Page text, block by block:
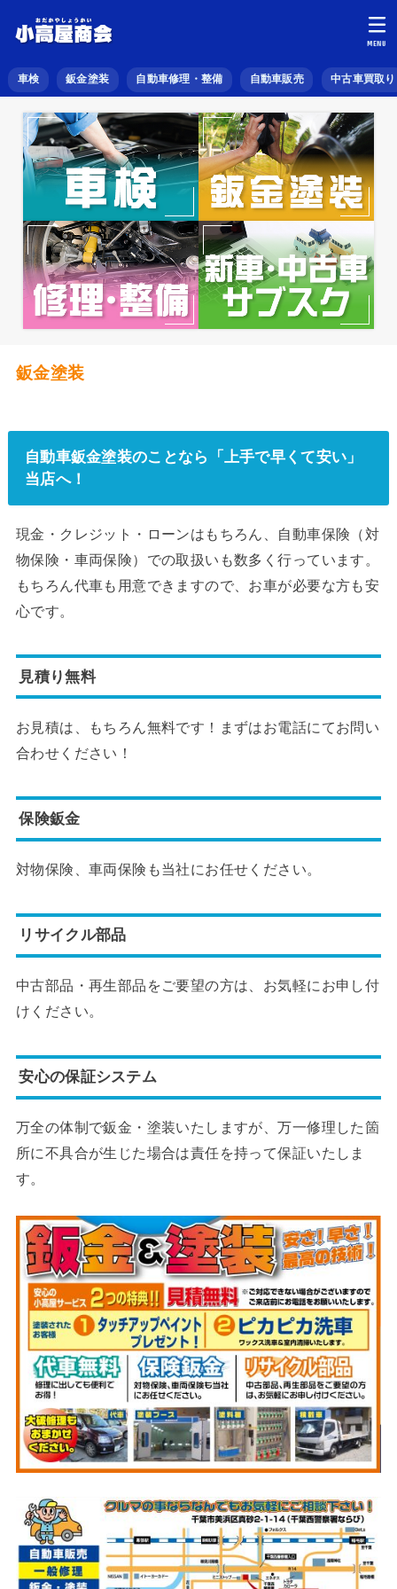
車検 鈑金塗装 自動車修理・整備 自動車販売 中古車買取り
MENU
鈑金塗装
自動車鈑金塗装のことなら「上手で早くて安い」
当店へ！
現金・クレジット・ローンはもちろん、自動車保険（対
物保険・車両保険）での取扱いも数多く行っています。
もちろん代車も用意できますので、お車が必要な方も安
心です。
見積り無料
お見積は、もちろん無料です！まずはお電話にてお問い
合わせください！
保険鈑金
対物保険、車両保険も当社にお任せください。
リサイクル部品
中古部品・再生部品をご要望の方は、お気軽にお申し付
けください。
安心の保証システム
万全の体制で鈑金・塗装いたしますが、万一修理した箇
所に不具合が生じた場合は責任を持って保証いたしま
す。